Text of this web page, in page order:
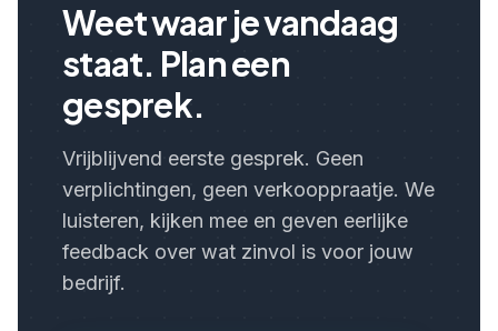
Weet waar je vandaag
staat. Plan een
gesprek.
Vrijblijvend eerste gesprek. Geen
verplichtingen, geen verkooppraatje. We
luisteren, kijken mee en geven eerlijke
feedback over wat zinvol is voor jouw
bedrijf.